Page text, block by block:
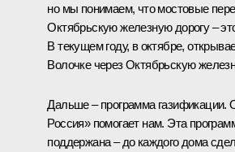
но мы понимаем, что мостовые
Октябрьскую железную дорогу –
В текущем году, в октябре,
Волочке через Октябрьскую
Дальше – программа газификации.
Россия» помогает нам. Эта
поддержана – до каждого дома